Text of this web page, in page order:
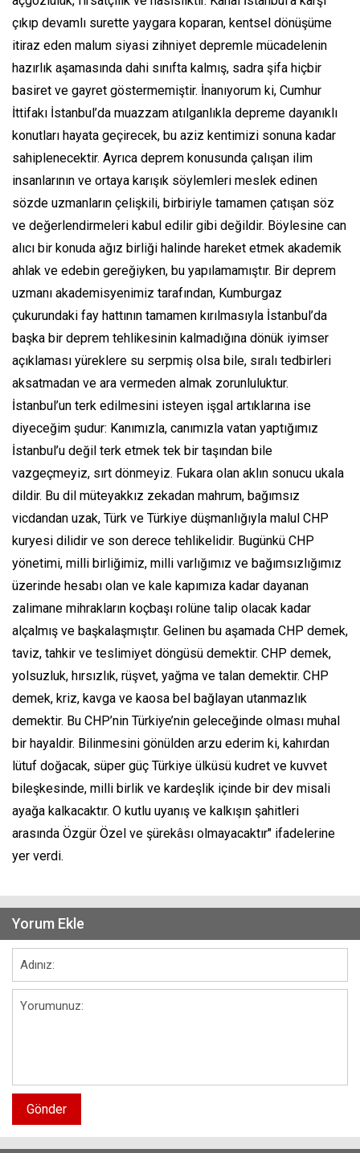
çıkıp devamlı surette yaygara koparan, kentsel dönüşüme
itiraz eden malum siyasi zihniyet depremle mücadelenin
hazırlık aşamasında dahi sınıfta kalmış, sadra şifa hiçbir
basiret ve gayret göstermemiştir. İnanıyorum ki, Cumhur
İttifakı İstanbul’da muazzam atılganlıkla depreme dayanıklı
konutları hayata geçirecek, bu aziz kentimizi sonuna kadar
sahiplenecektir. Ayrıca deprem konusunda çalışan ilim
insanlarının ve ortaya karışık söylemleri meslek edinen
sözde uzmanların çelişkili, birbiriyle tamamen çatışan söz
ve değerlendirmeleri kabul edilir gibi değildir. Böylesine can
alıcı bir konuda ağız birliği halinde hareket etmek akademik
ahlak ve edebin gereğiyken, bu yapılamamıştır. Bir deprem
uzmanı akademisyenimiz tarafından, Kumburgaz
çukurundaki fay hattının tamamen kırılmasıyla İstanbul’da
başka bir deprem tehlikesinin kalmadığına dönük iyimser
açıklaması yüreklere su serpmiş olsa bile, sıralı tedbirleri
aksatmadan ve ara vermeden almak zorunluluktur.
İstanbul’un terk edilmesini isteyen işgal artıklarına ise
diyeceğim şudur: Kanımızla, canımızla vatan yaptığımız
İstanbul’u değil terk etmek tek bir taşından bile
vazgeçmeyiz, sırt dönmeyiz. Fukara olan aklın sonucu ukala
dildir. Bu dil müteyakkız zekadan mahrum, bağımsız
vicdandan uzak, Türk ve Türkiye düşmanlığıyla malul CHP
kuryesi dilidir ve son derece tehlikelidir. Bugünkü CHP
yönetimi, milli birliğimiz, milli varlığımız ve bağımsızlığımız
üzerinde hesabı olan ve kale kapımıza kadar dayanan
zalimane mihrakların koçbaşı rolüne talip olacak kadar
alçalmış ve başkalaşmıştır. Gelinen bu aşamada CHP demek,
taviz, tahkir ve teslimiyet döngüsü demektir. CHP demek,
yolsuzluk, hırsızlık, rüşvet, yağma ve talan demektir. CHP
demek, kriz, kavga ve kaosa bel bağlayan utanmazlık
demektir. Bu CHP’nin Türkiye’nin geleceğinde olması muhal
bir hayaldir. Bilinmesini gönülden arzu ederim ki, kahırdan
lütuf doğacak, süper güç Türkiye ülküsü kudret ve kuvvet
bileşkesinde, milli birlik ve kardeşlik içinde bir dev misali
ayağa kalkacaktır. O kutlu uyanış ve kalkışın şahitleri
arasında Özgür Özel ve şürekâsı olmayacaktır" ifadelerine
yer verdi.
Yorum Ekle
Gönder